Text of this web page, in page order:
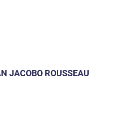
JACOBO ROUSSEAU